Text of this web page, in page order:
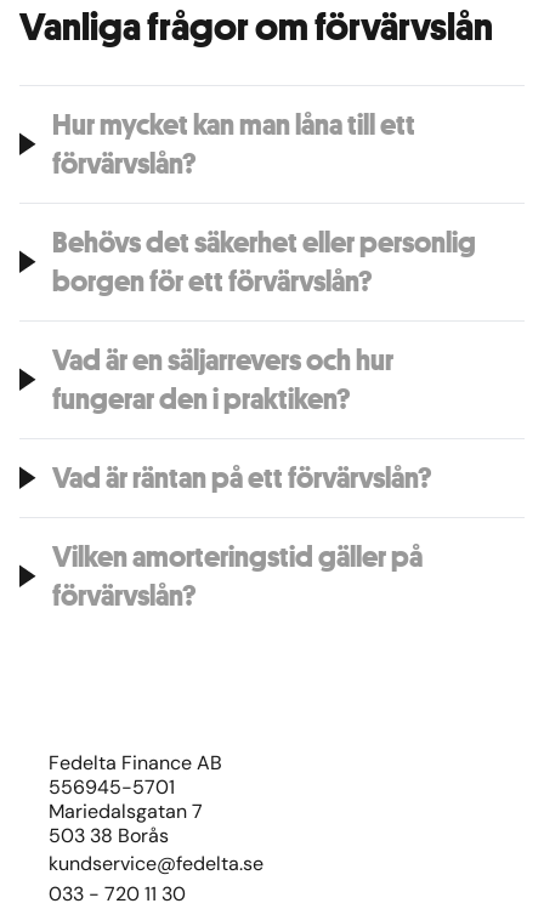
Vanliga frågor om förvärvslån
Hur mycket kan man låna till ett
förvärvslån?
Behövs det säkerhet eller personlig
borgen för ett förvärvslån?
Vad är en säljarrevers och hur
fungerar den i praktiken?
Vad är räntan på ett förvärvslån?
Vilken amorteringstid gäller på
förvärvslån?
Fedelta Finance AB
556945-5701
Mariedalsgatan 7
503 38 Borås
kundservice@fedelta.se
033 - 720 11 30